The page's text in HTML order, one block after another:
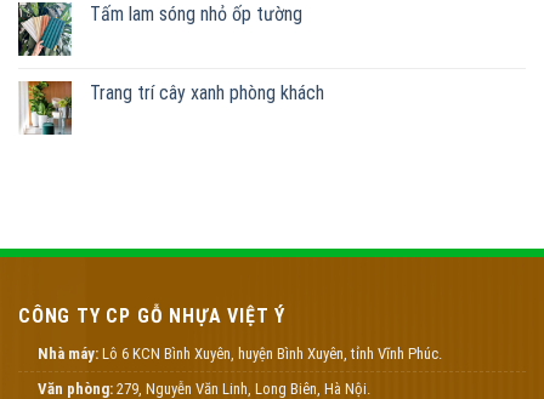
Tấm lam sóng nhỏ ốp tường
Trang trí cây xanh phòng khách
CÔNG TY CP GỖ NHỰA VIỆT Ý
Nhà máy: Lô 6 KCN Bình Xuyên, huyện Bình Xuyên, tỉnh Vĩnh Phúc.
Văn phòng: 279, Nguyễn Văn Linh, Long Biên, Hà Nội.